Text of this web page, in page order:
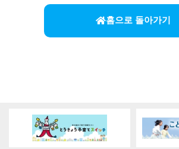
홈으로 돌아가기